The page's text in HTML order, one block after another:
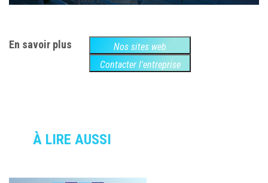
En savoir plus
Nos sites web
Contacter l'entreprise
À LIRE AUSSI